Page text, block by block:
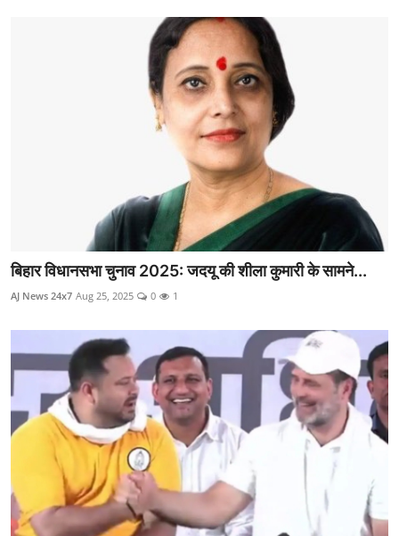
बिहार विधानसभा चुनाव 2025: जदयू की शीला कुमारी के सामने...
AJ News 24x7 Aug 25, 2025 0 1